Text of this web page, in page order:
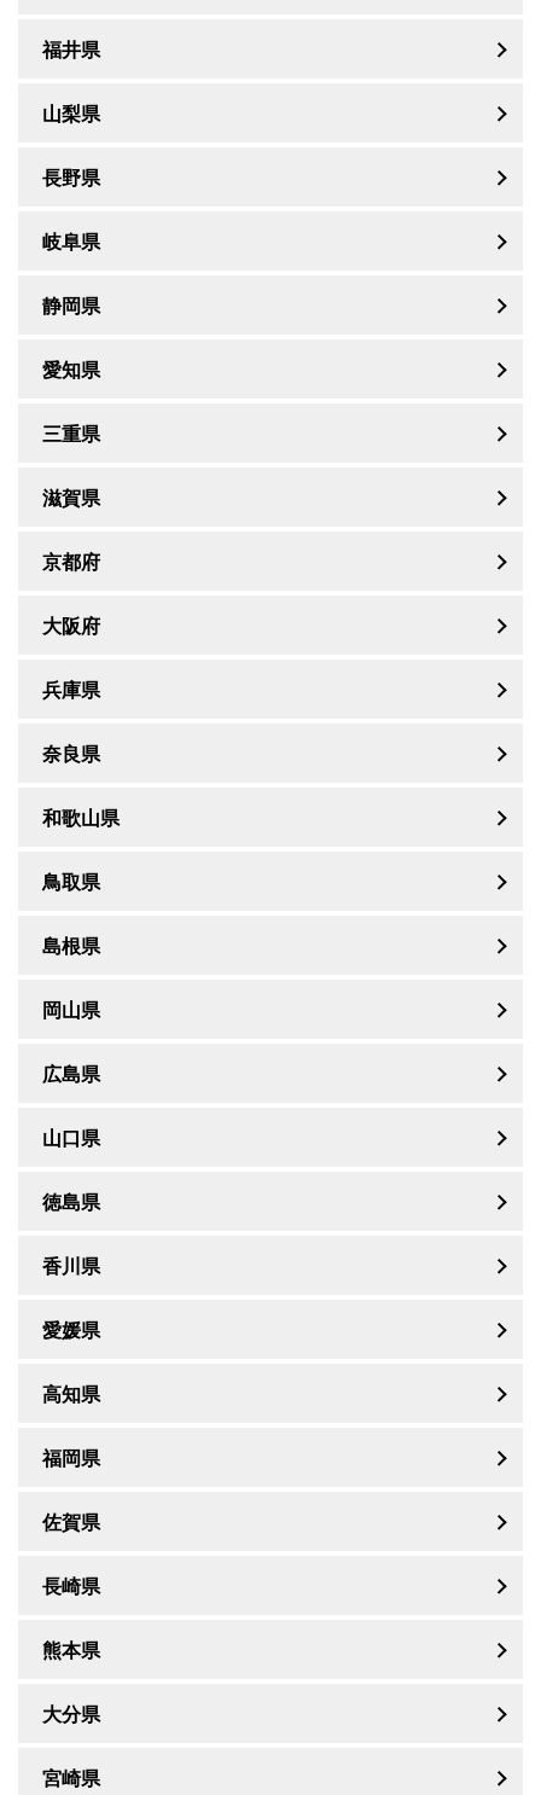
福井県
山梨県
長野県
岐阜県
静岡県
愛知県
三重県
滋賀県
京都府
大阪府
兵庫県
奈良県
和歌山県
鳥取県
島根県
岡山県
広島県
山口県
徳島県
香川県
愛媛県
高知県
福岡県
佐賀県
長崎県
熊本県
大分県
宮崎県